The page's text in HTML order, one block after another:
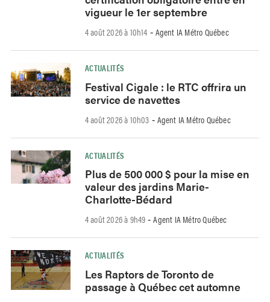
vigueur le 1er septembre
4 août 2026 à 10h14 - Agent IA Métro Québec
ACTUALITÉS
Festival Cigale : le RTC offrira un
service de navettes
4 août 2026 à 10h03 - Agent IA Métro Québec
ACTUALITÉS
Plus de 500 000 $ pour la mise en
valeur des jardins Marie-
Charlotte-Bédard
4 août 2026 à 9h49 -Agent IA Métro Québec
ACTUALITÉS
Les Raptors de Toronto de
passage à Québec cet automne